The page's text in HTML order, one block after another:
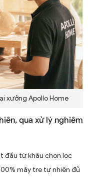
xưởng Apollo Home
qua xử lý nghiêm
đầu từ khâu chọn lọc
mây tre tự nhiên đủ